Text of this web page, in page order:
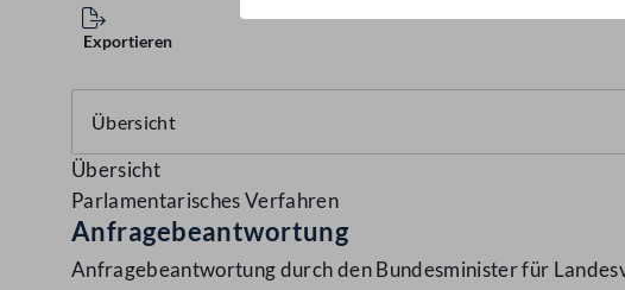
Exportieren
Übersicht
Parlamentarisches Verfahren
Anfragebeantwortung
Anfragebeantwortung durch den Bundesminister für